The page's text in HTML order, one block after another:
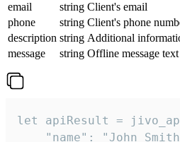
email
string Client's email
phone
string Client's phone
description string Additional
message
string Offline message text
let apiResult =
"name": "John